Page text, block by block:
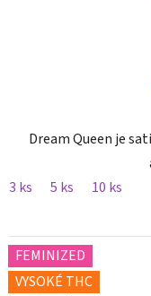
Dream Queen je
3 ks
5 ks 10 ks
FEMINIZED
VYSOKÉ THC